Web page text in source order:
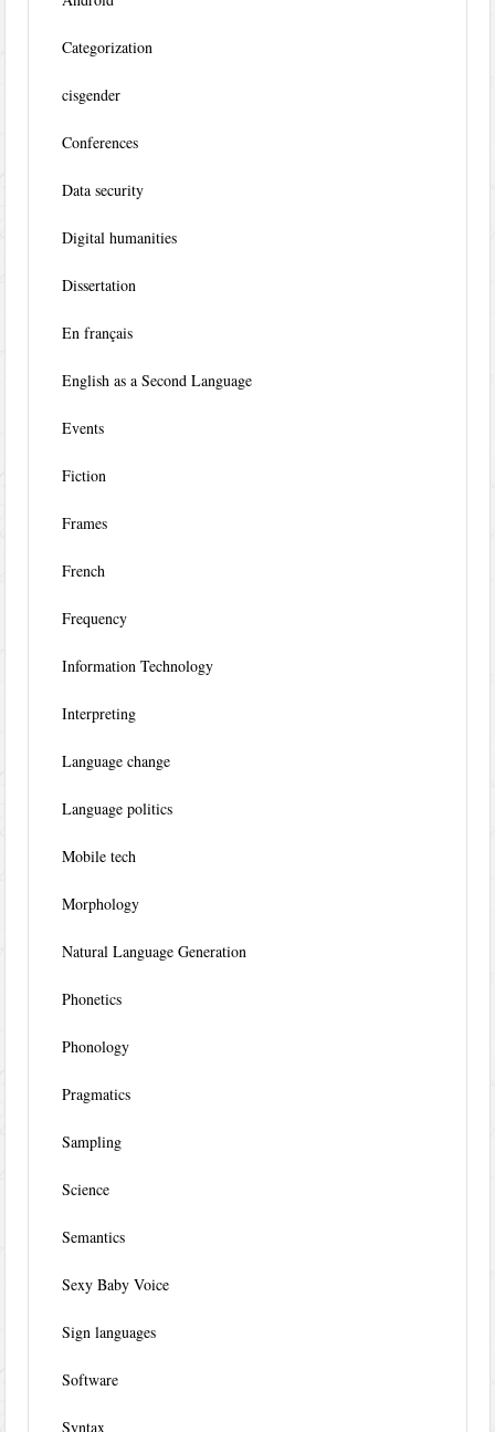
Categorization
cisgender
Conferences
Data security
Digital humanities
Dissertation
En français
English as a Second Language
Events
Fiction
Frames
French
Frequency
Information Technology
Interpreting
Language change
Language politics
Mobile tech
Morphology
Natural Language Generation
Phonetics
Phonology
Pragmatics
Sampling
Science
Semantics
Sexy Baby Voice
Sign languages
Software
Syntax